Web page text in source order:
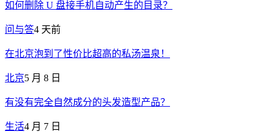
如何删除 U 盘接手机自动产生的目录？
问与答4 天前
在北京泡到了性价比超高的私汤温泉！
北京5 月 8 日
有没有完全自然成分的头发造型产品？
生活4 月 7 日